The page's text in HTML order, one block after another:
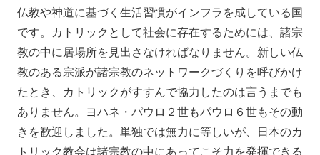
仏教や神道に基づく生活習慣がインフラを成している国
です。カトリックとして社会に存在するためには、諸宗
教の中に居場所を見出さなければなりません。新しい仏
教のある宗派が諸宗教のネットワークづくりを呼びかけ
たとき、カトリックがすすんで協力したのは言うまでも
ありません。ヨハネ・パウロ２世もパウロ６世もその動
きを歓迎しました。単独では無力に等しいが、日本のカ
トリック教会は諸宗教の中にあってこそ力を発揮できる